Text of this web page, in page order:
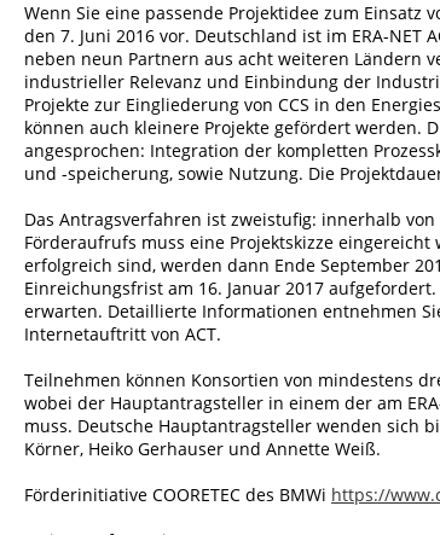
Wenn Sie eine passende Projektidee zum Einsatz
den 7. Juni 2016 vor. Deutschland ist im ERA-NET
neben neun Partnern aus acht weiteren Ländern
industrieller Relevanz und Einbindung der
Projekte zur Eingliederung von CCS in den
können auch kleinere Projekte gefördert werden.
angesprochen: Integration der kompletten
und -speicherung, sowie Nutzung. Die
Das Antragsverfahren ist zweistufig: innerhalb
Förderaufrufs muss eine Projektskizze
erfolgreich sind, werden dann Ende September
Einreichungsfrist am 16. Januar 2017
erwarten. Detaillierte Informationen entnehmen
Internetauftritt von ACT.
Teilnehmen können Konsortien von mindestens
wobei der Hauptantragsteller in einem der am
muss. Deutsche Hauptantragsteller wenden sich
Körner, Heiko Gerhauser und Annette Weiß.
Förderinitiative COORETEC des BMWi https://